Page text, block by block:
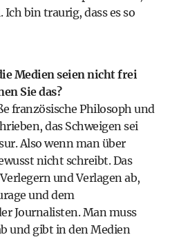
bin traurig, dass es so
Medien seien nicht frei
Sie das?
französische Philosoph und
das Schweigen sei
Also wenn man über
nicht schreibt. Das
und Verlagen ab,
und dem
Journalisten. Man muss
und gibt in den Medien